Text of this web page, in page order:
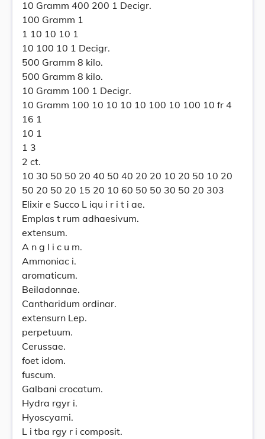
10 Gramm 400 200 1 Decigr.
100 Gramm 1
1 10 10 10 1
10 100 10 1 Decigr.
500 Gramm 8 kilo.
500 Gramm 8 kilo.
10 Gramm 100 1 Decigr.
10 Gramm 100 10 10 10 10 100 10 100 10 fr 4
16 1
10 1
1 3
2 ct.
10 30 50 50 20 40 50 40 20 20 10 20 50 10 20
50 20 50 20 15 20 10 60 50 50 30 50 20 303
Elixir e Succo L iqu i r i t i ae.
Emplas t rum adhaesivum.
extensum.
A n g l i c u m.
Ammoniac i.
aromaticum.
Beiladonnae.
Cantharidum ordinar.
extensurn Lep.
perpetuum.
Cerussae.
foet idom.
fuscum.
Galbani crocatum.
Hydra rgyr i.
Hyoscyami.
L i tba rgy r i composit.